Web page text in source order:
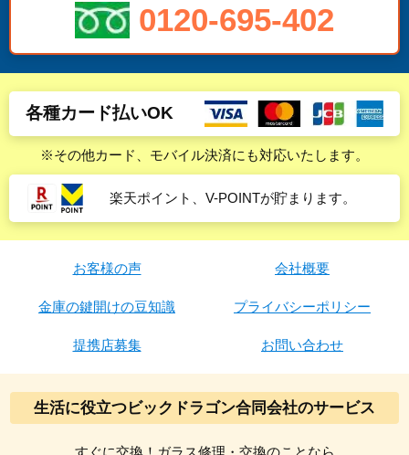
0120-695-402
各種カード払いOK
※その他カード、モバイル決済にも対応いたします。
楽天ポイント、V-POINTが貯まります。
お客様の声 会社概要
金庫の鍵開けの豆知識 プライバシーポリシー
提携店募集 お問い合わせ
生活に役立つビックドラゴン合同会社のサービス
すぐに交換！ガラス修理・交換のことなら